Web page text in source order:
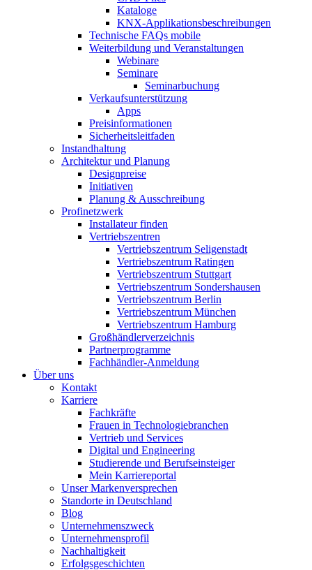
Kataloge
KNX-Applikationsbeschreibungen
Technische FAQs mobile
Weiterbildung und Veranstaltungen
Webinare
Seminare
Seminarbuchung
Verkaufsunterstützung
Apps
Preisinformationen
Sicherheitsleitfaden
Instandhaltung
Architektur und Planung
Designpreise
Initiativen
Planung & Ausschreibung
Profinetzwerk
Installateur finden
Vertriebszentren
Vertriebszentrum Seligenstadt
Vertriebszentrum Ratingen
Vertriebszentrum Stuttgart
Vertriebszentrum Sondershausen
Vertriebszentrum Berlin
Vertriebszentrum München
Vertriebszentrum Hamburg
Großhändlerverzeichnis
Partnerprogramme
Fachhändler-Anmeldung
Über uns
Kontakt
Karriere
Fachkräfte
Frauen in Technologiebranchen
Vertrieb und Services
Digital und Engineering
Studierende und Berufseinsteiger
Mein Karriereportal
Unser Markenversprechen
Standorte in Deutschland
Blog
Unternehmenszweck
Unternehmensprofil
Nachhaltigkeit
Erfolgsgeschichten